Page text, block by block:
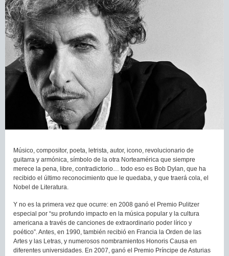
Músico, compositor, poeta, letrista, autor, icono, revolucionario de
guitarra y armónica, símbolo de la otra Norteamérica que siempre
merece la pena, libre, contradictorio… todo eso es Bob Dylan, que ha
recibido el último reconocimiento que le quedaba, y que traerá cola, el
Nobel de Literatura.
Y no es la primera vez que ocurre: en 2008 ganó el Premio Pulitzer
especial por “su profundo impacto en la música popular y la cultura
americana a través de canciones de extraordinario poder lírico y
poético”. Antes, en 1990, también recibió en Francia la Orden de las
Artes y las Letras, y numerosos nombramientos Honoris Causa en
diferentes universidades. En 2007, ganó el Premio Príncipe de Asturias